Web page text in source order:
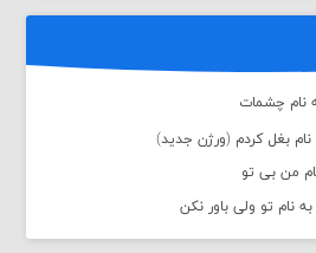
نام چشمات
بغل کردم (ورژن جدید)
من بی تو
نام تو ولی باور نکن